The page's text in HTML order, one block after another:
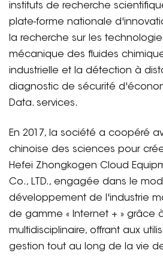
instituts de recherche
plate-forme nationale
la recherche sur les
mécanique des fluides
industrielle et la détection à
diagnostic de sécurité
Data. services.
En 2017, la société a coopéré
chinoise des sciences pour
Hefei Zhongkogen Cloud
Co., LTD., engagée dans le
développement de l'industrie
de gamme « Internet + » grâce
multidisciplinaire, offrant aux
gestion tout au long de la vie